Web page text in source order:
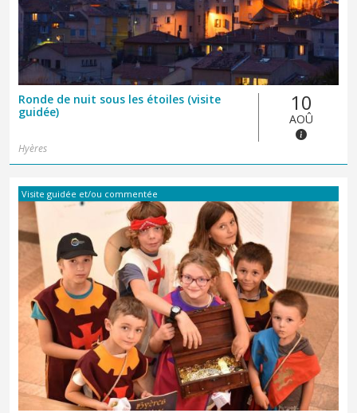
Ronde de nuit sous les étoiles (visite
guidée)
10
AOÛ
Hyères
Visite guidée et/ou commentée